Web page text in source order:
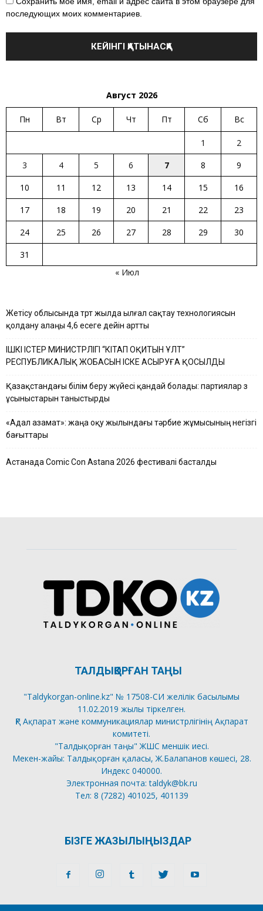
последующих моих комментариев.
Август 2026
Пн Вт Ср Чт Пт Сб Вс
1
2
3
4 5 6 7 8
9
10
11 12 13 14 15
16
17
18 19 20 21 22
23
24
25 26 27 28 29
30
31
« Июл
Жетісу облысында төрт жылда ылғал сақтау технологиясын
қолдану алаңы 4,6 есеге дейін артты
ІШКІ ІСТЕР МИНИСТРЛІГІ “КІТАП ОҚИТЫН ҰЛТ”
РЕСПУБЛИКАЛЫҚ ЖОБАСЫН ІСКЕ АСЫРУҒА ҚОСЫЛДЫ
Қазақстандағы білім беру жүйесі қандай болады: партиялар өз
ұсыныстарын таныстырды
«Адал азамат»: жаңа оқу жылындағы тәрбие жұмысының негізгі
бағыттары
Астанада Comic Con Astana 2026 фестивалі басталды
ТАЛДЫҚОРҒАН ТАҢЫ
"Taldykorgan-online.kz" № 17508-СИ желілік басылымы
11.02.2019 жылы тіркелген.
ҚР Ақпарат және коммуникациялар министрлігінің Ақпарат
комитеті.
"Талдықорған таңы" ЖШС меншік иесі.
Мекен-жайы: Талдықорған қаласы, Ж.Балапанов көшесі, 28.
Индекс 040000.
Электронная почта: taldyk@bk.ru
Тел: 8 (7282) 401025, 401139
БІЗГЕ ЖАЗЫЛЫҢЫЗДАР